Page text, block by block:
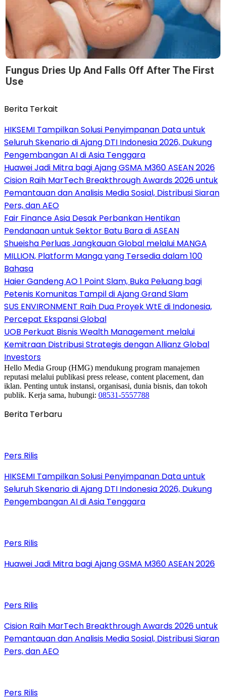
Fungus Dries Up And Falls Off After The First
Use
Berita Terkait
HIKSEMI Tampilkan Solusi Penyimpanan Data untuk
Seluruh Skenario di Ajang DTI Indonesia 2026, Dukung
Pengembangan AI di Asia Tenggara
Huawei Jadi Mitra bagi Ajang GSMA M360 ASEAN 2026
Cision Raih MarTech Breakthrough Awards 2026 untuk
Pemantauan dan Analisis Media Sosial, Distribusi Siaran
Pers, dan AEO
Fair Finance Asia Desak Perbankan Hentikan
Pendanaan untuk Sektor Batu Bara di ASEAN
Shueisha Perluas Jangkauan Global melalui MANGA
MILLION, Platform Manga yang Tersedia dalam 100
Bahasa
Haier Gandeng AO 1 Point Slam, Buka Peluang bagi
Petenis Komunitas Tampil di Ajang Grand Slam
SUS ENVIRONMENT Raih Dua Proyek WtE di Indonesia,
Percepat Ekspansi Global
UOB Perkuat Bisnis Wealth Management melalui
Kemitraan Distribusi Strategis dengan Allianz Global
Investors
Hello Media Group (HMG) mendukung program manajemen
reputasi melalui publikasi press release, content placement, dan
iklan. Penting untuk instansi, organisasi, dunia bisnis, dan tokoh
publik. Kerja sama, hubungi: 08531-5557788
Berita Terbaru
Pers Rilis
HIKSEMI Tampilkan Solusi Penyimpanan Data untuk
Seluruh Skenario di Ajang DTI Indonesia 2026, Dukung
Pengembangan AI di Asia Tenggara
Pers Rilis
Huawei Jadi Mitra bagi Ajang GSMA M360 ASEAN 2026
Pers Rilis
Cision Raih MarTech Breakthrough Awards 2026 untuk
Pemantauan dan Analisis Media Sosial, Distribusi Siaran
Pers, dan AEO
Pers Rilis